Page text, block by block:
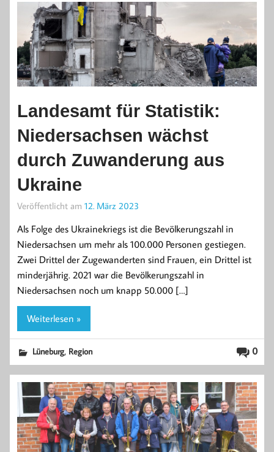
Landesamt für Statistik:
Niedersachsen wächst
durch Zuwanderung aus
Ukraine
Veröffentlicht am 12. März 2023
Als Folge des Ukrainekriegs ist die Bevölkerungszahl in
Niedersachsen um mehr als 100.000 Personen gestiegen.
Zwei Drittel der Zugewanderten sind Frauen, ein Drittel ist
minderjährig. 2021 war die Bevölkerungszahl in
Niedersachsen noch um knapp 50.000 […]
Weiterlesen »
0
Lüneburg, Region